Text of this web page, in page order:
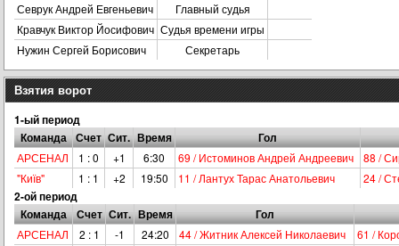
Севрук Андрей Евгеньевич
Главный судья
Кравчук Виктор Йосифович Судья времени игры
Нужин Сергей Борисович
Секретарь
Взятия ворот
1-ый период
Команда Счет Сит. Время Гол
АРСЕНАЛ 1 : 0 +1 6:30 69 / Истоминов Андрей Андреевич
88 /
"Київ"
1 : 1 +2 19:50 11 / Лантух Тарас Анатольевич 24 /
2-ой период
Команда
Счет Сит. Время Гол
АРСЕНАЛ 2 : 1 -1 24:20 44 / Житник Алексей Николаевич
61 /